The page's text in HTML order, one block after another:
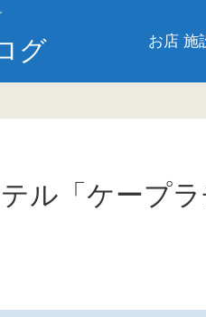
グ お店 施
ル「ケープ